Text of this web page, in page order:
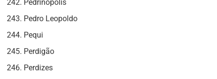
Pedrinópolis
Pedro Leopoldo
Pequi
Perdigão
Perdizes